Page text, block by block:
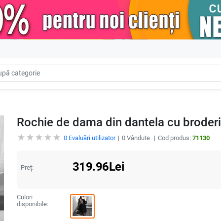
Rochie de dama din dantela cu
0Evaluări utilizator 0Vândute Cod produs: 71130
Preț: 319.96Lei
Culori
disponibile: